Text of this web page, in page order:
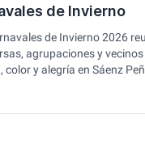
de Invierno
de Invierno 2026
agrupaciones y
color y alegría en Sáenz
hacia los Carnavales